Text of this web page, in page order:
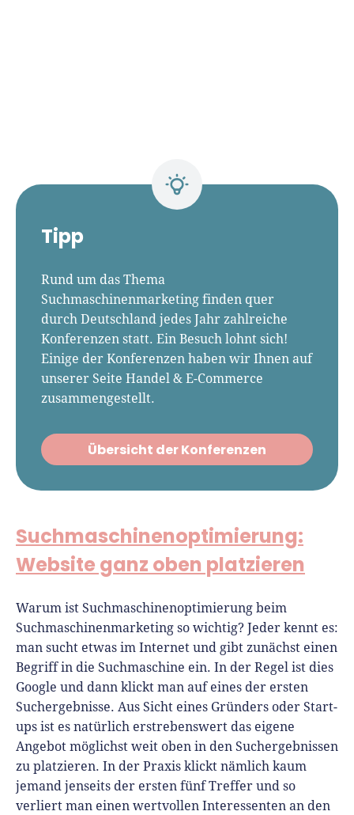
Tipp
Rund um das Thema
Suchmaschinenmarketing finden quer
durch Deutschland jedes Jahr zahlreiche
Konferenzen statt. Ein Besuch lohnt sich!
Einige der Konferenzen haben wir Ihnen auf
unserer Seite Handel & E-Commerce
zusammengestellt.
Übersicht der Konferenzen
Suchmaschinenoptimierung:
Website ganz oben platzieren
Warum ist Suchmaschinenoptimierung beim
Suchmaschinenmarketing so wichtig? Jeder kennt es:
man sucht etwas im Internet und gibt zunächst einen
Begriff in die Suchmaschine ein. In der Regel ist dies
Google und dann klickt man auf eines der ersten
Suchergebnisse. Aus Sicht eines Gründers oder Start-
ups ist es natürlich erstrebenswert das eigene
Angebot möglichst weit oben in den Suchergebnissen
zu platzieren. In der Praxis klickt nämlich kaum
jemand jenseits der ersten fünf Treffer und so
verliert man einen wertvollen Interessenten an den